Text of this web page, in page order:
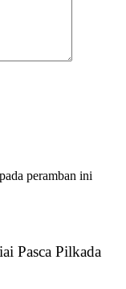
peramban ini
Pasca Pilkada